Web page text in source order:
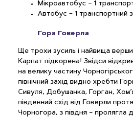
Мікроавтобус – 1
Автобус – 1 транспортний
Гора Говерла
Ще трохи зусиль і найвища
Карпат підкорена! Звідси
на велику частину
північний захід видно хребти
Сивуля, Добушанка, Горган,
південний схід від Говерли
Чорногора, з півдня – пролягла